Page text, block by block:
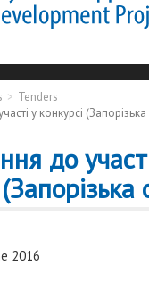
Tenders
у конкурсі
до
2016